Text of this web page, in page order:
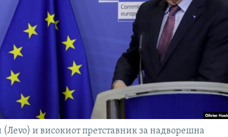
и високиот претставник за надворешна